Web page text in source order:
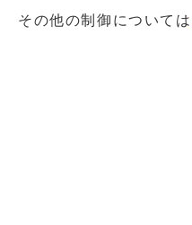
その他の制御については